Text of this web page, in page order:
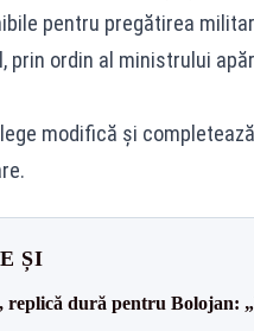
pentru pregătirea
prin ordin al ministrului
modifică și
ȘI
replică dură pentru Bolojan: